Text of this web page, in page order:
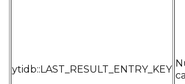
ytidb::LAST_RESULT_ENTRY_KEY